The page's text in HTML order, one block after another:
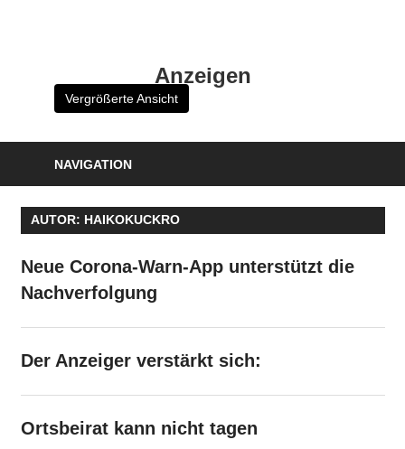
Anzeigen
Vergrößerte Ansicht
NAVIGATION
AUTOR: HAIKOKUCKRO
Neue Corona-Warn-App unterstützt die
Nachverfolgung
Der Anzeiger verstärkt sich:
Ortsbeirat kann nicht tagen